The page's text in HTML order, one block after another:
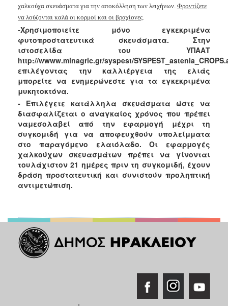
χαλκούχα σκευάσματα για την αποκόλληση των λειχήνων. Φροντίζετε
να λούζονται καλά οι κορμοί και οι βραχίονες.
-Χρησιμοποιείτε μόνο εγκεκριμένα
φυτοπροστατευτικά σκευάσματα. Στην
ιστοσελίδα του ΥΠΑΑΤ
http://wwww.minagric.gr/syspest/
επιλέγοντας την καλλιέργεια της ελιάς
μπορείτε να ενημερώνεστε για τα εγκεκριμένα
μυκητοκτόνα.
- Επιλέγετε κατάλληλα σκευάσματα ώστε να
διασφαλίζεται ο αναγκαίος χρόνος που πρέπει
ναμεσολαβεί από την εφαρμογή μέχρι τη
συγκομιδή για να αποφευχθούν υπολείμματα
στο παραγόμενο ελαιόλαδο. Οι εφαρμογές
χαλκούχων σκευασμάτων πρέπει να γίνονται
τουλάχιστον 21 ημέρες πριν τη συγκομιδή, έχουν
δράση προστατευτική και συνιστούν προληπτική
αντιμετώπιση.